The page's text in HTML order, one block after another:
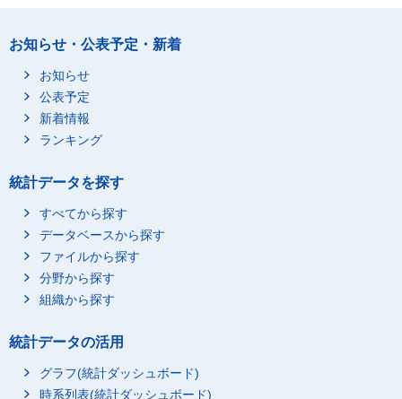
お知らせ・公表予定・新着
お知らせ
公表予定
新着情報
ランキング
統計データを探す
すべてから探す
データベースから探す
ファイルから探す
分野から探す
組織から探す
統計データの活用
グラフ(統計ダッシュボード)
時系列表(統計ダッシュボード)